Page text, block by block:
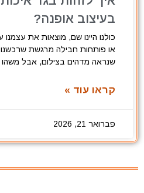
בעיצוב אופנה?
כולנו היינו שם, מוצאות את
או פותחות חבילה מרגשת
שנראה מדהים בצילום, אבל
קראו עוד »
פברואר 21, 2026